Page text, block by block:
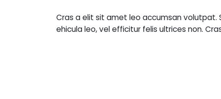
Cras a elit sit amet leo accumsan volutpat.
ehicula leo, vel efficitur felis ultrices non.